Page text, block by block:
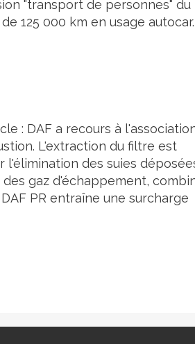
"transport de personnes" du
125 000 km en usage autocar.
: DAF a recours à
L'extraction du filtre est
des suies
gaz d'échappement,
PR entraîne une surcharge